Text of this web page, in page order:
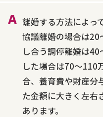
離婚する方法によっ
協議離婚の場合は20
し合う調停離婚は
した場合は70～110
合、養育費や財産分
た金額に大きく左右
あります。